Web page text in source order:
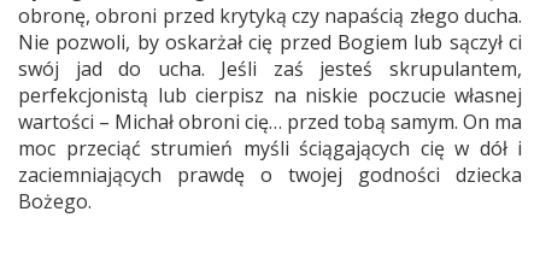
obronę, obroni przed krytyką czy napaścią złego ducha.
Nie pozwoli, by oskarżał cię przed Bogiem lub sączył ci
swój jad do ucha. Jeśli zaś jesteś skrupulantem,
perfekcjonistą lub cierpisz na niskie poczucie własnej
wartości – Michał obroni cię… przed tobą samym. On ma
moc przeciąć strumień myśli ściągających cię w dół i
zaciemniających prawdę o twojej godności dziecka
Bożego.